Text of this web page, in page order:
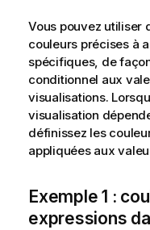
Vous pouvez utiliser
couleurs précises à
spécifiques, de
conditionnel aux
visualisations.
visualisation
définissez les
appliquées aux
Exemple 1 :
expressions